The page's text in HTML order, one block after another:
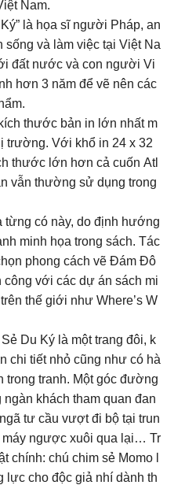
Nam.
là họa sĩ người Pháp, an
sống và làm việc tại Việt Na
đất nước và con người Vi
hơn 3 năm để vẽ nên các
thước bản in lớn nhất m
trường. Với khổ in 24 x 32
thước lớn hơn cả cuốn Atl
vẫn thường sử dụng trong
từng có này, do định hướng
minh họa trong sách. Tác
phong cách vẽ Đám Đô
công với các dự án sách mi
thế giới như Where’s W
Du Ký là một trang đôi, k
chi tiết nhỏ cũng như có hà
trong tranh. Một góc đường
khách tham quan đan
tư cầu vượt đi bộ tại trun
máy ngược xuôi qua lại… Tr
chính: chú chim sẻ Momo l
lực cho độc giả nhí dành th